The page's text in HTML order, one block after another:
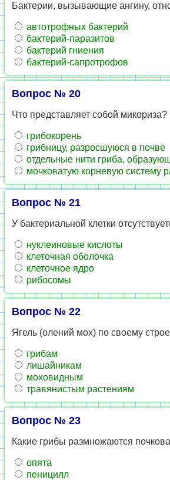
Бак­те­рии, вы­зы­ва­ю­щие ан­ги­ну,
ав­то­троф­ных бак­те­рий
бак­те­рий-па­ра­зи­тов
бак­те­рий гни­е­ния
бак­те­рий-са­про­тро­фов
Вопрос № 20
Что пред­став­ля­ет собой ми­ко­ри­за?
гри­бо­ко­рень
гриб­ни­цу, раз­рос­шу­ю­ся в почве
от­дель­ные нити гриба,
моч­ко­ва­тую кор­не­вую си­сте­му
Вопрос № 21
У бак­те­ри­аль­ной клет­ки
нук­ле­и­но­вые кис­ло­ты
кле­точ­ная обо­лоч­ка
кле­точ­ное ядро
ри­бо­со­мы
Вопрос № 22
Ягель (оле­ний мох) по сво­е­му
гри­бам
ли­шай­ни­кам
мо­хо­вид­ным
тра­вя­ни­стым рас­те­ни­ям
Вопрос № 23
Какие грибы раз­мно­жа­ют­ся
опята
пе­ни­цилл